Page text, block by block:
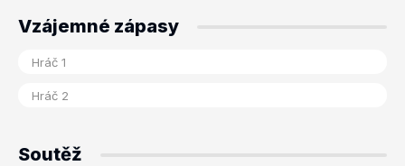
Vzájemné zápasy
Soutěž